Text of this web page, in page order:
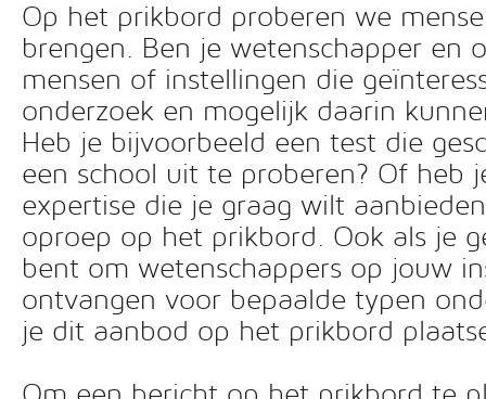
Op het prikbord proberen we
brengen. Ben je wetenschapper en
mensen of instellingen die
onderzoek en mogelijk daarin
Heb je bijvoorbeeld een test die
een school uit te proberen? Of heb
expertise die je graag wilt
oproep op het prikbord. Ook als je
bent om wetenschappers op jouw
ontvangen voor bepaalde typen
je dit aanbod op het prikbord